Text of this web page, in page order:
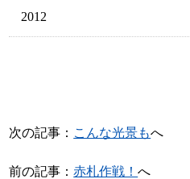
2012
次の記事： こんな光景もへ
前の記事：赤札作戦！へ